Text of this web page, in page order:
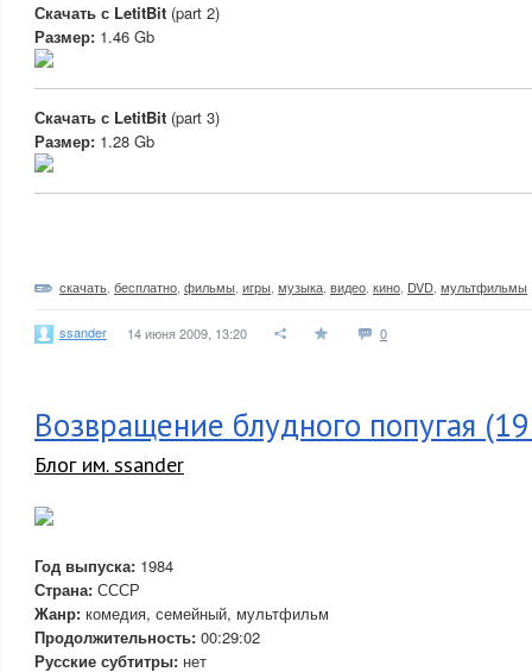
Скачать с LetitBit (part 2)
Размер: 1.46 Gb
Скачать с LetitBit (part 3)
Размер: 1.28 Gb
скачать бесплатно фильмы игры музыка видео кино DVD мультфильмы
ssander 14 июня 2009, 13:20 0
Возвращение блудного попугая
Блог им. ssander
Год выпуска: 1984
Страна: СССР
Жанр: комедия, семейный, мультфильм
Продолжительность: 00:29:02
Русские субтитры: нет